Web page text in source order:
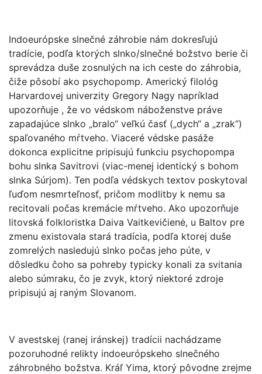
Indoeurópske slnečné záhrobie nám dokresľujú
tradície, podľa ktorých slnko/slnečné božstvo berie či
sprevádza duše zosnulých na ich ceste do záhrobia,
čiže pôsobí ako psychopomp. Americký filológ
Harvardovej univerzity Gregory Nagy napríklad
upozorňuje , že vo védskom náboženstve práve
zapadajúce slnko „bralo“ veľkú časť („dych“ a „zrak“)
spaľovaného mŕtveho. Viaceré védske pasáže
dokonca explicitne pripisujú funkciu psychopompa
bohu slnka Savitrovi (viac-menej identický s bohom
slnka Súrjom). Ten podľa védskych textov poskytoval
ľuďom nesmrteľnosť, pričom modlitby k nemu sa
recitovali počas kremácie mŕtveho. Ako upozorňuje
litovská folkloristka Daiva Vaitkevičienė, u Baltov pre
zmenu existovala stará tradícia, podľa ktorej duše
zomrelých nasledujú slnko počas jeho púte, v
dôsledku čoho sa pohreby typicky konali za svitania
alebo súmraku, čo je zvyk, ktorý niektoré zdroje
pripisujú aj raným Slovanom.
V avestskej (ranej iránskej) tradícii nachádzame
pozoruhodné relikty indoeurópskeho slnečného
záhrobného božstva. Kráľ Yima, ktorý pôvodne zrejme